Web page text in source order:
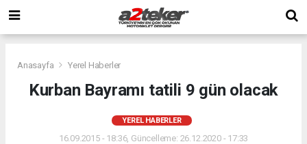
Anasayfa Yerel Haberler
Kurban Bayramı tatili 9 gün olacak
YEREL HABERLER
16.09.2015 - 18:36, Güncelleme: 26.12.2020 - 17:33